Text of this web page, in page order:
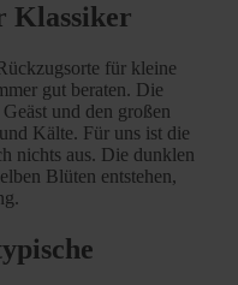
Klassiker
für kleine
gut beraten. Die
und den großen
Kälte. Für uns ist die
nichts aus. Die dunklen
Blüten entstehen,